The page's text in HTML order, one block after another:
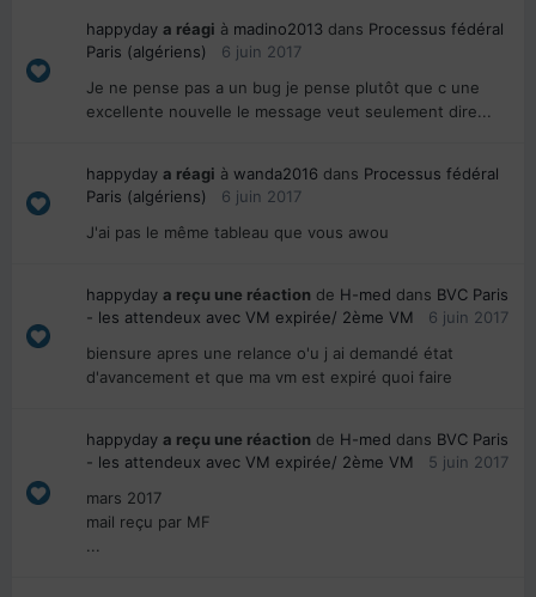
happyday a réagi à madino2013 dans Processus fédéral
Paris (algériens)
6 juin 2017
Je ne pense pas a un bug je pense plutôt que c une
excellente nouvelle le message veut seulement dire...
happyday a réagi à wanda2016 dans Processus fédéral
Paris (algériens)
6 juin 2017
J'ai pas le même tableau que vous awou
happyday a reçu une réaction de H-med dans BVC Paris
- les attendeux avec VM expirée/ 2ème VM
6 juin 2017
biensure apres une relance o'u j ai demandé état
d'avancement et que ma vm est expiré quoi faire
happyday a reçu une réaction de H-med dans BVC Paris
- les attendeux avec VM expirée/ 2ème VM
5 juin 2017
mars 2017
mail reçu par MF
...